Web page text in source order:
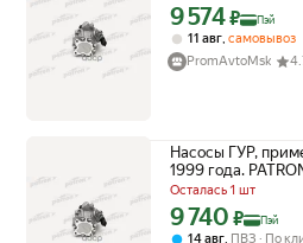
Цена с картой
9 574₽ Пэй
11 авг, самовывоз
PromAvtoMsk
Насосы ГУР,
1999 года.
Осталась 1 шт
Цена с картой
9 740 ₽ Пэй
14 авг ПВЗ
По